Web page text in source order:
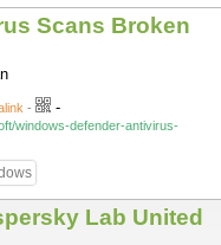
Scans Broken
- -
windows-defender-antivirus-
Lab United